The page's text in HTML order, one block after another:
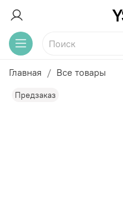
Главная Все товары
Предзаказ